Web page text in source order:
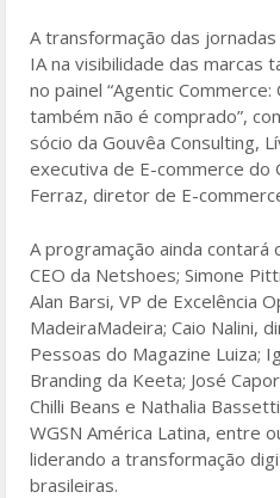
A transformação das
IA na visibilidade das marcas
no painel “Agentic
também não é comprado”,
sócio da Gouvêa Consulting,
executiva de E-commerce do
Ferraz, diretor de E-
A programação ainda contará
CEO da Netshoes; Simone
Alan Barsi, VP de Excelência
MadeiraMadeira; Caio Nalini,
Pessoas do Magazine Luiza;
Branding da Keeta; José
Chilli Beans e Nathalia
WGSN América Latina, entre
liderando a transformação
brasileiras.